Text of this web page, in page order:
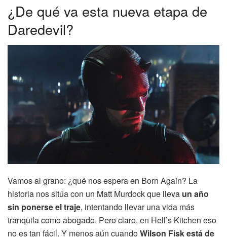
¿De qué va esta nueva etapa de
Daredevil?
Vamos al grano: ¿qué nos espera en Born Again? La
historia nos sitúa con un Matt Murdock que lleva un año
sin ponerse el traje, intentando llevar una vida más
tranquila como abogado. Pero claro, en Hell’s Kitchen eso
no es tan fácil. Y menos aún cuandoWilson Fisk está de